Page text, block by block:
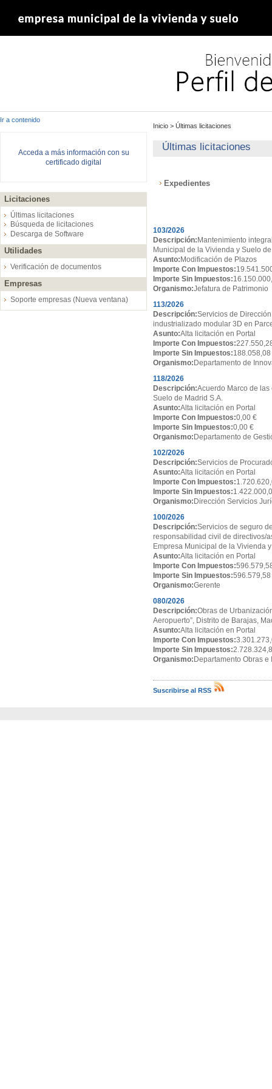
Ir a contenido
Acceda a más información con su
certificado digital
Licitaciones
Últimas licitaciones
Búsqueda de licitaciones
Descarga de Software
Utilidades
Verificación de documentos
Empresas
Soporte empresas (Nueva ventana)
Inicio > Últimas licitaciones
Últimas licitaciones
Expedientes
103/2026
Descripción: Mantenimiento
Municipal de la Vivienda y Suelo
Asunto: Modificación de Plazos
Importe Con Impuestos:
Importe Sin Impuestos:
Organismo:Jefatura de Patrimonio
113/2026
Descripción:Servicios de
industrializado modular 3D en
Asunto:Alta licitación en Portal
Importe Con Impuestos:
Importe Sin Impuestos:188.058,08
Organismo: Departamento de
118/2026
Descripción:Acuerdo Marco de
Suelo de Madrid S.A.
Asunto:Alta licitación en Portal
Importe Con Impuestos:0,00 €
Importe Sin Impuestos:0,00 €
Organismo: Departamento de
102/2026
Descripción:Servicios de
Asunto:Alta licitación en Portal
Importe Con Impuestos:
Importe Sin Impuestos:
Organismo: Dirección Servicios
100/2026
Descripción:Servicios de seguro
responsabilidad civil de directivos/
Empresa Municipal de la Vivienda
Asunto:Alta licitación en Portal
Importe Con Impuestos:
Importe Sin Impuestos:596.579,58
Organismo:Gerente
080/2026
Descripción:Obras de
Aeropuerto”, Distrito de Barajas,
Asunto:Alta licitación en Portal
Importe Con Impuestos:
Importe Sin Impuestos:
Organismo: Departamento Obras e
Suscribirse al RSS